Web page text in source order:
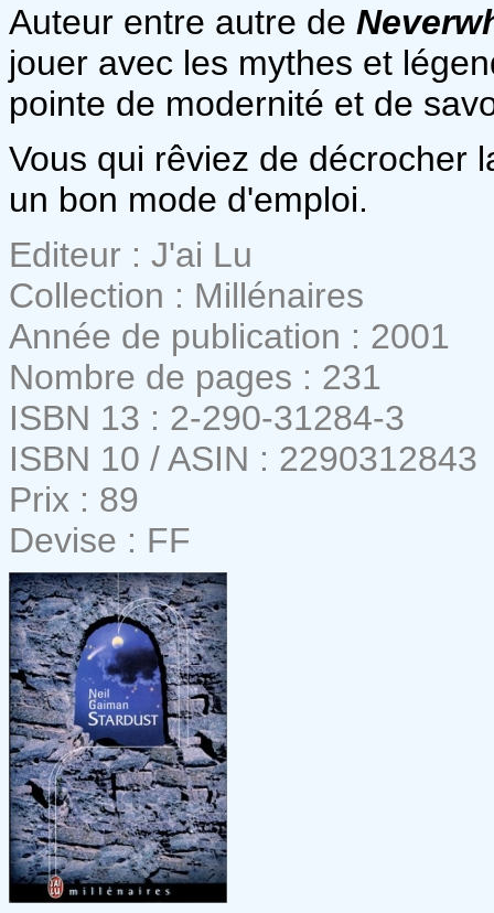
Auteur entre autre de
jouer avec les mythes et
pointe de modernité et de
Vous qui rêviez de décrocher
un bon mode d'emploi.
Editeur : J'ai Lu
Collection : Millénaires
Année de publication : 2001
Nombre de pages : 231
ISBN 13 : 2-290-31284-3
ISBN 10 / ASIN : 2290312843
Prix : 89
Devise : FF